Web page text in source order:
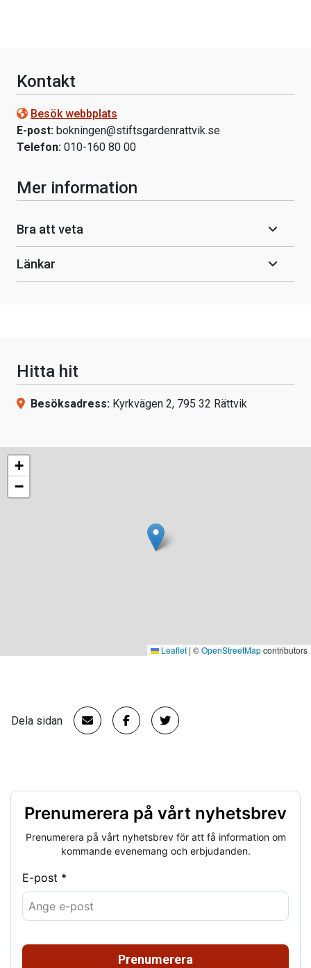
Kontakt
Besök webbplats
E-post: bokningen@stiftsgardenrattvik.se
Telefon: 010-160 80 00
Mer information
Bra att veta
Länkar
Hitta hit
Besöksadress: Kyrkvägen 2, 795 32 Rättvik
+
−
Leaflet | ©OpenStreetMapcontributors
Dela sidan
Prenumerera på vårt nyhetsbrev
Prenumerera på vårt nyhetsbrev för att få information om
kommande evenemang och erbjudanden.
E-post *
Prenumerera